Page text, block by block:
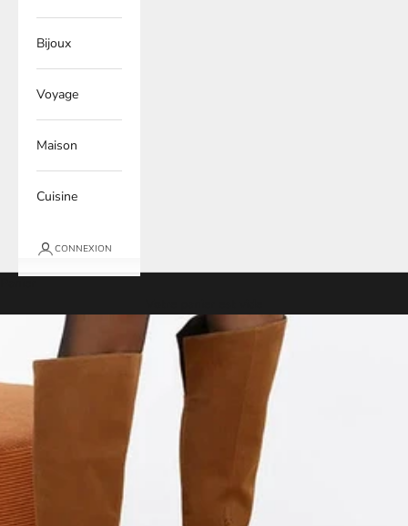
Bijoux
Voyage
Maison
Cuisine
CONNEXION